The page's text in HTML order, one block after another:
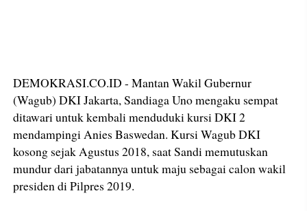
DEMOKRASI.CO.ID - Mantan Wakil Gubernur
(Wagub) DKI Jakarta, Sandiaga Uno mengaku sempat
ditawari untuk kembali menduduki kursi DKI 2
mendampingi Anies Baswedan. Kursi Wagub DKI
kosong sejak Agustus 2018, saat Sandi memutuskan
mundur dari jabatannya untuk maju sebagai calon wakil
presiden di Pilpres 2019.